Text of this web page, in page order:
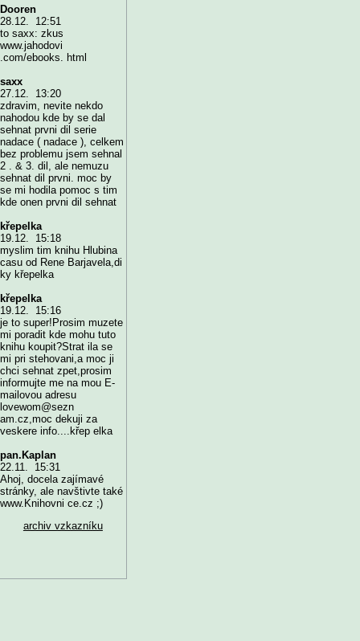
Dooren
28.12. 12:51
to saxx: zkus
www.jahodovi
.com/ebooks. html
saxx
27.12. 13:20
zdravim, nevite nekdo
nahodou kde by se dal
sehnat prvni dil serie
nadace ( nadace ), celkem
bez problemu jsem sehnal
2 . & 3. dil, ale nemuzu
sehnat dil prvni. moc by
se mi hodila pomoc s tim
kde onen prvni dil sehnat
křepelka
19.12. 15:18
myslim tim knihu Hlubina
casu od Rene Barjavela,di
ky křepelka
křepelka
19.12. 15:16
je to super!Prosim muzete
mi poradit kde mohu tuto
knihu koupit?Strat ila se
mi pri stehovani,a moc ji
chci sehnat zpet,prosim
informujte me na mou E-
mailovou adresu
lovewom@sezn
am.cz,moc dekuji za
veskere info....křep elka
pan.Kaplan
22.11. 15:31
Ahoj, docela zajímavé
stránky, ale navštivte také
www.Knihovni ce.cz ;)
archiv vzkazníku